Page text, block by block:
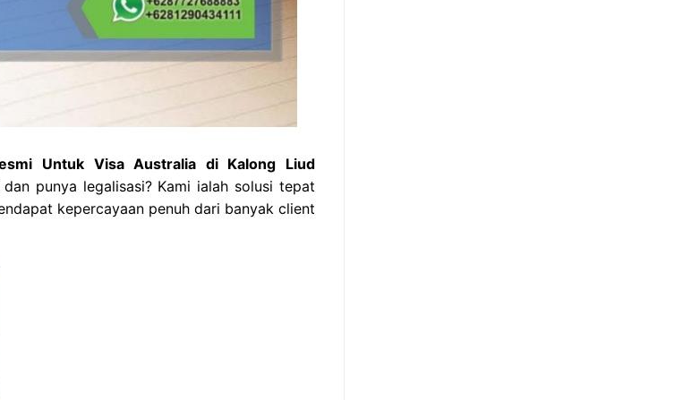
Untuk Visa Australia di Kalong Liud
punya legalisasi? Kami ialah solusi tepat
kepercayaan penuh dari banyak client